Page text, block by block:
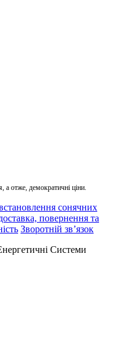
а отже, демократичні ціни.
сонячних
повернення та
Зворотній зв’язок
Системи